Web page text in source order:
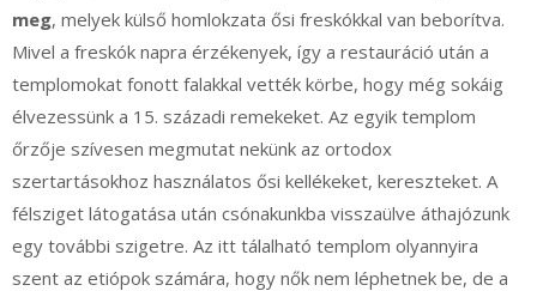
meg, melyek külső homlokzata ősi freskókkal van beborítva.
Mivel a freskók napra érzékenyek, így a restauráció után a
templomokat fonott falakkal vették körbe, hogy még sokáig
élvezessünk a 15. századi remekeket. Az egyik templom
őrzője szívesen megmutat nekünk az ortodox
szertartásokhoz használatos ősi kellékeket, kereszteket. A
félsziget látogatása után csónakunkba visszaülve áthajózunk
egy további szigetre. Az itt tálalható templom olyannyira
szent az etiópok számára, hogy nők nem léphetnek be, de a